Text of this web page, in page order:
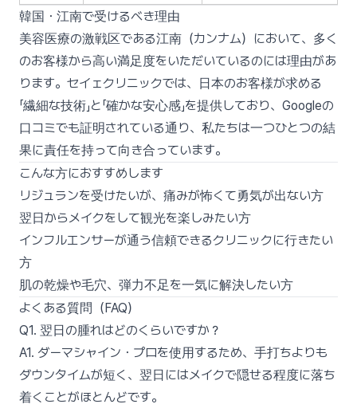
韓国・江南で受けるべき理由
美容医療の激戦区である江南（カンナム）において、多く
のお客様から高い満足度をいただいているのには理由があ
ります。セイェクリニックでは、日本のお客様が求める
「繊細な技術」と「確かな安心感」を提供しており、Googleの
口コミでも証明されている通り、私たちは一つひとつの結
果に責任を持って向き合っています。
こんな方におすすめします
リジュランを受けたいが、痛みが怖くて勇気が出ない方
翌日からメイクをして観光を楽しみたい方
インフルエンサーが通う信頼できるクリニックに行きたい
方
肌の乾燥や毛穴、弾力不足を一気に解決したい方
よくある質問（FAQ）
Q1. 翌日の腫れはどのくらいですか？
A1. ダーマシャイン・プロを使用するため、手打ちよりも
ダウンタイムが短く、翌日にはメイクで隠せる程度に落ち
着くことがほとんどです。